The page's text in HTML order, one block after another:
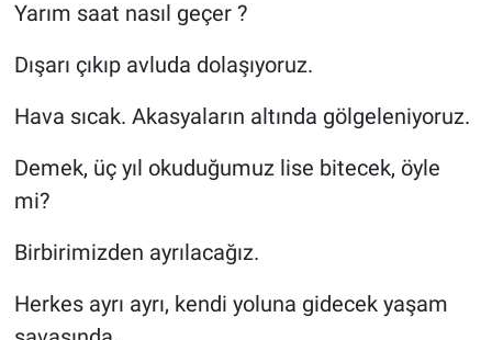
Yarım saat nasıl geçer ?
Dışarı çıkıp avluda dolaşıyoruz.
Hava sıcak. Akasyaların altında gölgeleniyoruz.
Demek, üç yıl okuduğumuz lise bitecek, öyle
mi?
Birbirimizden ayrılacağız.
Herkes ayrı ayrı, kendi yoluna gidecek yaşam
Haberde İnsan